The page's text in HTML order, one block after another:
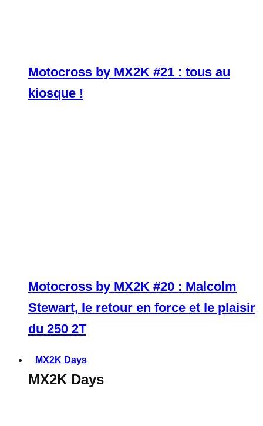
Motocross by MX2K #21 : tous au
kiosque !
Motocross by MX2K #20 : Malcolm
Stewart, le retour en force et le plaisir
du 250 2T
MX2K Days
MX2K Days